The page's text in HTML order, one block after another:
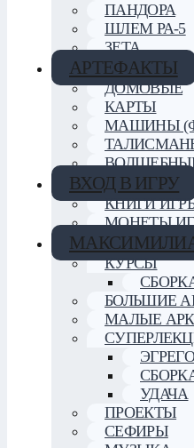
ПАНДОРА
ШЛЕМ РА-5
ЗЕТА
АРТЕФАКТЫ
ДОМОВЫЕ
КАРТЫ
МАШИНЫ
ВХОД В ИГРУ
КНИГИ
МОНЕТЫ
КУРСЫ
БОЛЬШИЕ
МАЛЫЕ
УДАЧА
ПРОЕКТЫ
СЕФИРЫ